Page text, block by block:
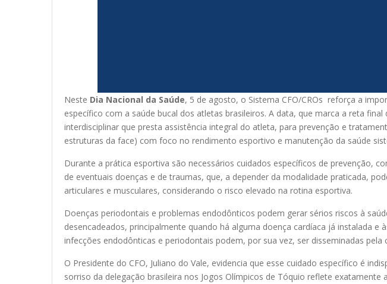
Neste Dia Nacional da Saúde, 5 de agosto, o Sistema CFO/CROs reforça a
específico com a saúde bucal dos atletas brasileiros. A data, que marca a reta final
interdisciplinar que presta assistência integral do atleta, para prevenção e
estruturas da face) com foco no rendimento esportivo e manutenção da saúde
Durante a prática esportiva são necessários cuidados específicos de prevenção,
de eventuais doenças e de traumas, que, a depender da modalidade praticada,
articulares e musculares, considerando o risco elevado na rotina esportiva.
Doenças periodontais e problemas endodônticos podem gerar sérios riscos à
desencadeados, principalmente quando há alguma doença cardíaca já instalada
infecções endodônticas e periodontais podem, por sua vez, ser disseminadas
O Presidente do CFO, Juliano do Vale, evidencia que esse cuidado específico é
sorriso da delegação brasileira nos Jogos Olímpicos de Tóquio reflete